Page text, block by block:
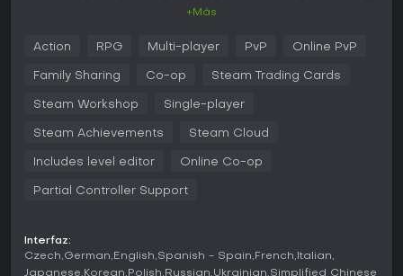
en la personalización de personajes, el combate contra
hace ideal para quienes buscan sistemas de progresión
gameplay gira en torno al combate en tiempo real, donde
de ataques cuerpo a cuerpo, a distancia y magia. Creas tu
personaje seleccionando
habilidades que se combinan para formar clases únicas-,
equipando equipo que mejora estadísticas y otorga
+Más
Action RPG Multi-player PvP Online PvP
Family Sharing Co-op Steam Trading Cards
Steam Workshop Single-player
Steam Achievements Steam Cloud
Includes level editor Online Co-op
Partial Controller Support
Interfaz:
Czech German English Spanish - Spain French Italian
Japanese Korean Polish Russian Ukrainian Simplified Chinese